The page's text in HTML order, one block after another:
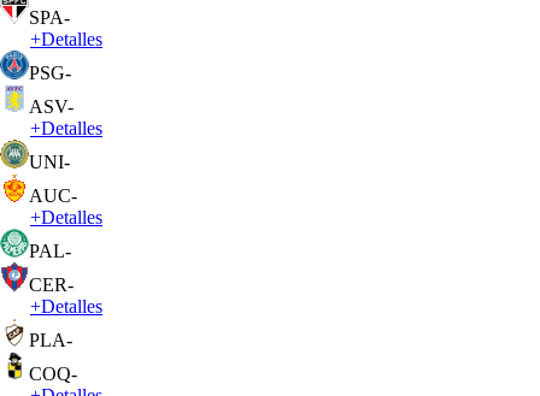
SPA-
+Detalles
PSG-
ASV-
+Detalles
UNI-
AUC-
+Detalles
PAL-
CER-
+Detalles
PLA-
COQ-